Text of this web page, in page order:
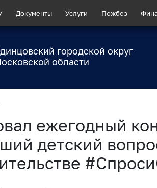
Документы Услуги Пожбез
городской округ
области
ежегодный
детский